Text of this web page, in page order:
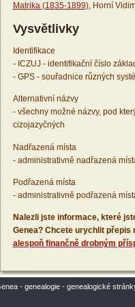
Matrika (1835-1899), Horní
Vysvětlivky
Identifikace
- ICZUJ - identifikační číslo
- GPS - souřadnice různých
Alternativní názvy
- všechny možné názvy, pod
cizojazyčných
Nadřazená místa
- administrativně nadřazená
Podřazená místa
- administrativně podřazená
Nalezli jste informace, které
Genea? Chcete urychlit
alespoň finančně drobným
- genealogie - genealogické